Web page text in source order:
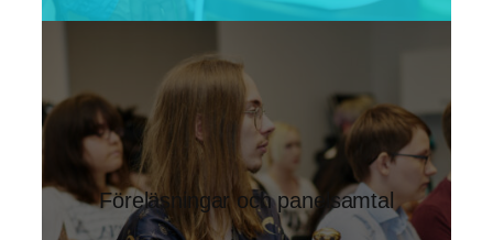
Föreläsningar och panelsamtal